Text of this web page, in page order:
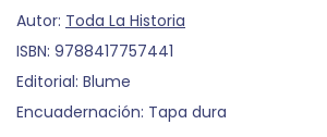
Autor: Toda La Historia
ISBN: 9788417757441
Editorial: Blume
Encuadernación: Tapa dura